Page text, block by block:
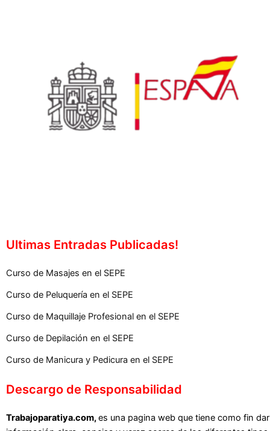
Ultimas Entradas Publicadas!
Curso de Masajes en el SEPE
Curso de Peluquería en el SEPE
Curso de Maquillaje Profesional en el SEPE
Curso de Depilación en el SEPE
Curso de Manicura y Pedicura en el SEPE
Descargo de Responsabilidad
Trabajoparatiya.com,es una pagina web que tiene como fin dar